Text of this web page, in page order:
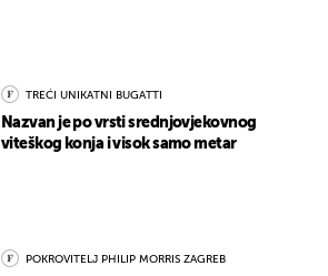
TREĆI UNIKATNI BUGATTI
Nazvan je po vrsti srednjovjekovnog
viteškog konja i visok samo metar
POKROVITELJ PHILIP MORRIS ZAGREB